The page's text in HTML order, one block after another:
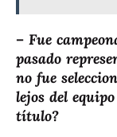
– Fue
pasado
no fue
lejos del
título?